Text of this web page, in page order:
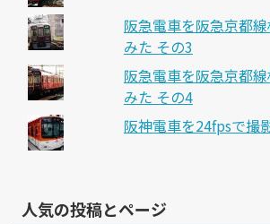
阪急電車を阪急京都
みた その3
阪急電車を阪急京都
みた その4
阪神電車を24fpsで撮
人気の投稿とページ